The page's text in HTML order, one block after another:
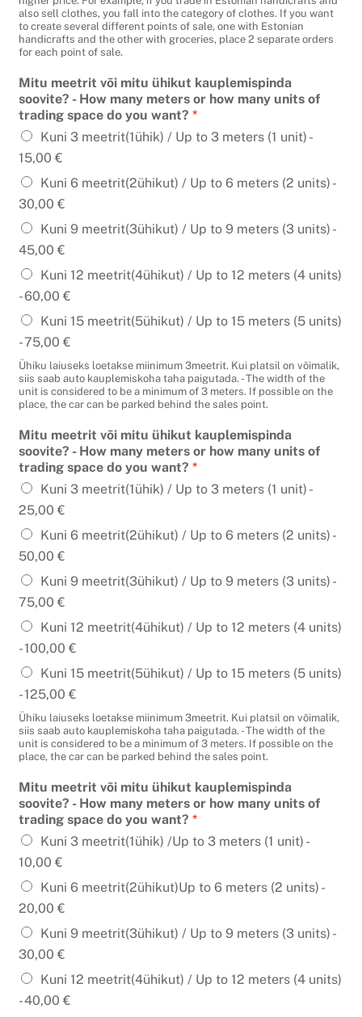
also sell clothes, you fall into the category of clothes. If you want
to create several different points of sale, one with Estonian
handicrafts and the other with groceries, place 2 separate orders
for each point of sale.
Mitu meetrit või mitu ühikut kauplemispinda
soovite? - How many meters or how many units of
trading space do you want?*
Kuni 3 meetrit(1ühik) / Up to 3 meters (1 unit) -
15,00 €
Kuni 6 meetrit(2ühikut) / Up to 6 meters (2 units) -
30,00 €
Kuni 9 meetrit(3ühikut) / Up to 9 meters (3 units) -
45,00 €
Kuni 12 meetrit(4ühikut) / Up to 12 meters (4 units)
-60,00 €
Kuni 15 meetrit(5ühikut) / Up to 15 meters (5 units)
-75,00 €
Ühiku laiuseks loetakse miinimum 3meetrit. Kui platsil on võimalik,
siis saab auto kauplemiskoha taha paigutada. - The width of the
unit is considered to be a minimum of 3 meters. If possible on the
place, the car can be parked behind the sales point.
Mitu meetrit või mitu ühikut kauplemispinda
soovite? - How many meters or how many units of
trading space do you want?*
Kuni 3 meetrit(1ühik) / Up to 3 meters (1 unit) -
25,00 €
Kuni 6 meetrit(2ühikut) / Up to 6 meters (2 units) -
50,00 €
Kuni 9 meetrit(3ühikut) / Up to 9 meters (3 units) -
75,00 €
Kuni 12 meetrit(4ühikut) / Up to 12 meters (4 units)
-100,00 €
Kuni 15 meetrit(5ühikut) / Up to 15 meters (5 units)
-125,00 €
Ühiku laiuseks loetakse miinimum 3meetrit. Kui platsil on võimalik,
siis saab auto kauplemiskoha taha paigutada. - The width of the
unit is considered to be a minimum of 3 meters. If possible on the
place, the car can be parked behind the sales point.
Mitu meetrit või mitu ühikut kauplemispinda
soovite? - How many meters or how many units of
trading space do you want?*
Kuni 3 meetrit(1ühik) /Up to 3 meters (1 unit) -
10,00 €
Kuni 6 meetrit(2ühikut)Up to 6 meters (2 units) -
20,00 €
Kuni 9 meetrit(3ühikut) / Up to 9 meters (3 units) -
30,00 €
Kuni 12 meetrit(4ühikut) / Up to 12 meters (4 units)
-40,00 €